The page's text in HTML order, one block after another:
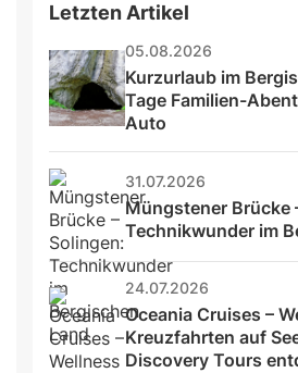
Letzten Artikel
05.08.2026
Kurzurlaub im
Tage Familien-
Auto
31.07.2026
Müngstener Brücke
Technikwunder im
24.07.2026
Oceania Cruises –
Kreuzfahrten auf
Discovery Tours